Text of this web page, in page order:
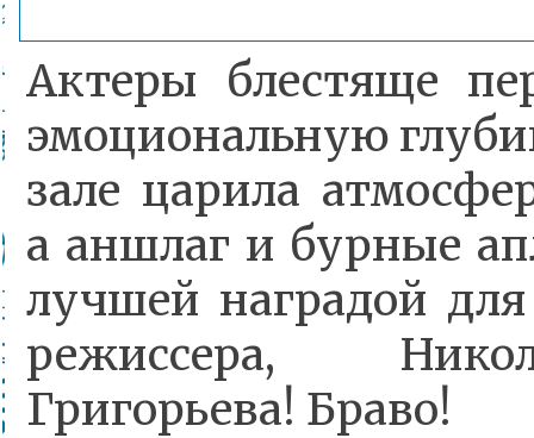
Актеры блестяще
эмоциональную
зале царила
а аншлаг и бурные
лучшей наградой
режиссера,
Григорьева! Браво!